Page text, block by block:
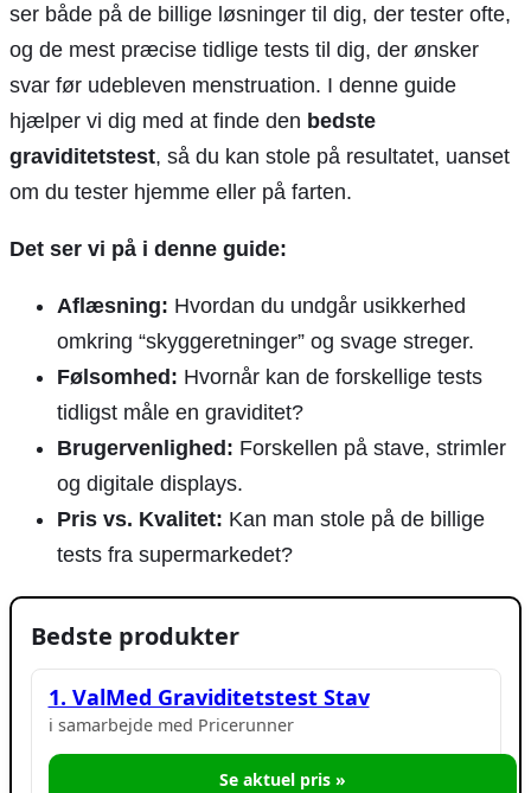
ser både på de billige løsninger til dig, der tester ofte,
og de mest præcise tidlige tests til dig, der ønsker
svar før udebleven menstruation. I denne guide
hjælper vi dig med at finde den bedste
graviditetstest, så du kan stole på resultatet, uanset
om du tester hjemme eller på farten.
Det ser vi på i denne guide:
Aflæsning: Hvordan du undgår usikkerhed
omkring “skyggeretninger” og svage streger.
Følsomhed: Hvornår kan de forskellige tests
tidligst måle en graviditet?
Brugervenlighed: Forskellen på stave, strimler
og digitale displays.
Pris vs. Kvalitet: Kan man stole på de billige
tests fra supermarkedet?
Bedste produkter
1. ValMed Graviditetstest Stav
i samarbejde med Pricerunner
Se aktuel pris »